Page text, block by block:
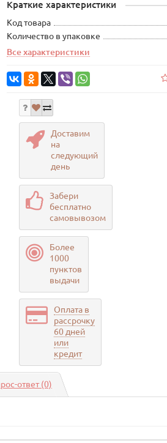
Краткие характеристики
Код товара
Количество в упаковке
Все характеристики
Доставим
на
следующий
день
Забери
бесплатно
самовывозом
Более
1000
пунктов
выдачи
Оплата в
рассрочку
60 дней
или
кредит
ответ(0)